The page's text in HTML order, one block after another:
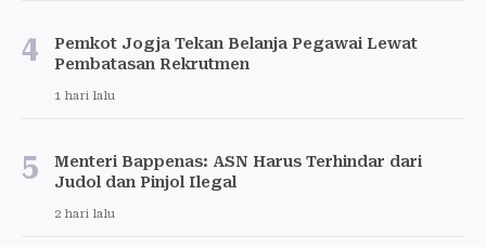
4
Pemkot Jogja Tekan Belanja Pegawai Lewat
Pembatasan Rekrutmen
1 hari lalu
5
Menteri Bappenas: ASN Harus Terhindar dari
Judol dan Pinjol Ilegal
2 hari lalu